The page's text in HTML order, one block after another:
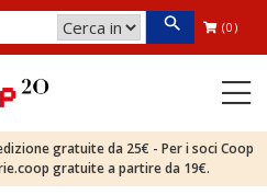
(0)
gratuite da 25€ - Per i soci Coop
gratuite a partire da 19€.